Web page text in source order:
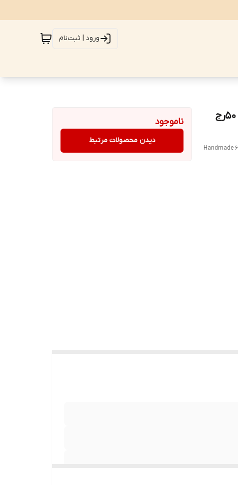
ورود | ثبت‌نام
فرش دستبافت تمام کرک مرینوس 6متری نقش هریز 50رج
Handmade
ناموجود
دیدن محصولات مرتبط